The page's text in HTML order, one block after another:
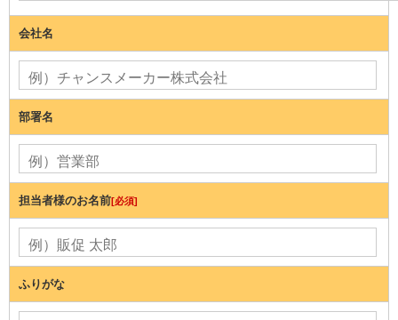
会社名
部署名
担当者様のお名前[必須]
ふりがな